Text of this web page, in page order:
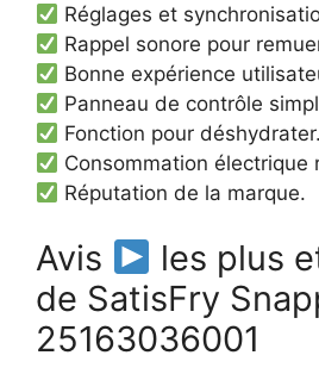
Réglages et
Rappel sonore pour
Bonne expérience
Panneau de contrôle
Fonction pour déshydrater.
Consommation électrique
Réputation de la marque.
Avis
les plus
de SatisFry
25163036001